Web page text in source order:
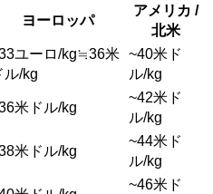
ヨーロッパ
アメリカ /
北米
ユーロ/kg≒36米
ル/kg
~40米ド
ル/kg
米ドル/kg
~42米ド
ル/kg
米ドル/kg
~44米ド
ル/kg
~46米ド